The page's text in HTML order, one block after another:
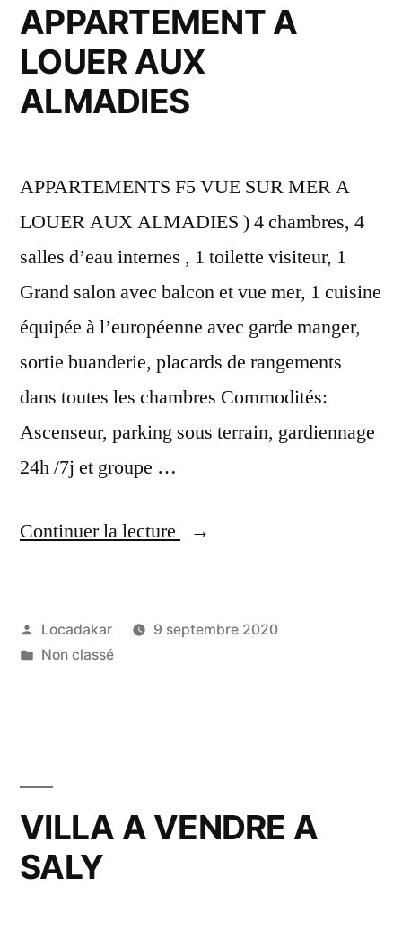
APPARTEMENT A
LOUER AUX
ALMADIES
APPARTEMENTS F5 VUE SUR MER A
LOUER AUX ALMADIES ) 4 chambres, 4
salles d’eau internes , 1 toilette visiteur, 1
Grand salon avec balcon et vue mer, 1 cuisine
équipée à l’européenne avec garde manger,
sortie buanderie, placards de rangements
dans toutes les chambres Commodités:
Ascenseur, parking sous terrain, gardiennage
24h /7j et groupe …
Continuer la lecture
« APPARTEMENT
AUX
Publié
par
Locadakar
9 septembre 2020
Publié
Non classé
VILLA A VENDRE A
SALY